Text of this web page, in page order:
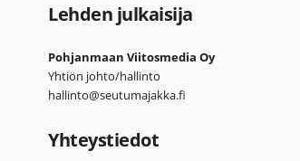
Lehden julkaisija
Pohjanmaan Viitosmedia Oy
Yhtiön johto/hallinto
hallinto@seutumajakka.fi
Yhteystiedot